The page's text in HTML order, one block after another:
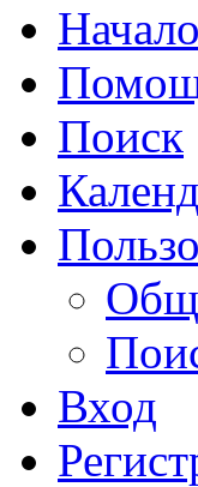
Начало
Поиск
Вход